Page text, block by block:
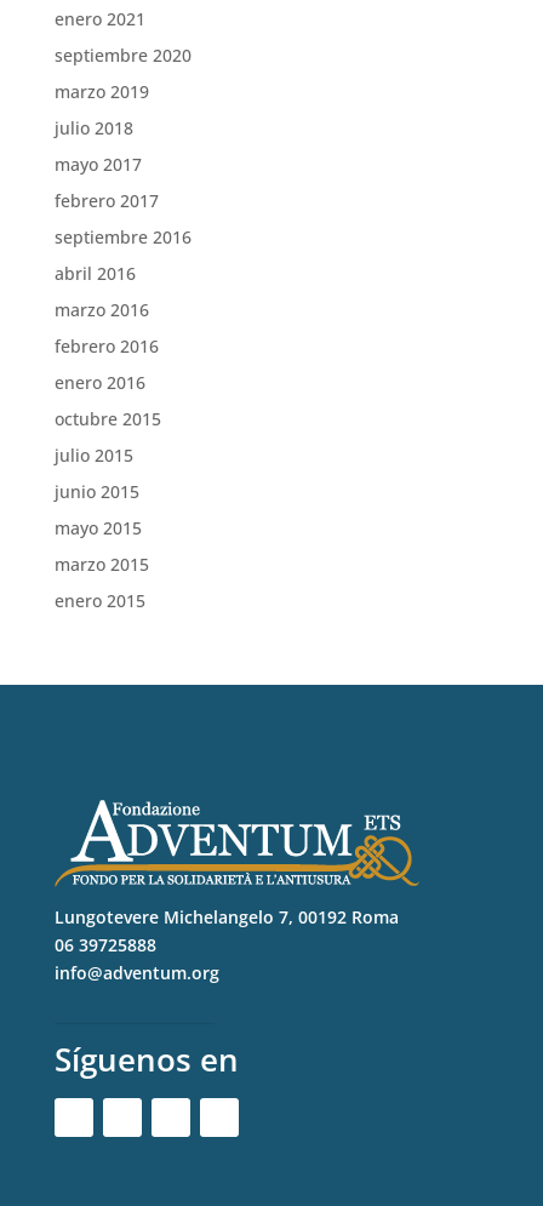
enero 2021
septiembre 2020
marzo 2019
julio 2018
mayo 2017
febrero 2017
septiembre 2016
abril 2016
marzo 2016
febrero 2016
enero 2016
octubre 2015
julio 2015
junio 2015
mayo 2015
marzo 2015
enero 2015
Lungotevere Michelangelo 7, 00192 Roma
06 39725888
info@adventum.org
Síguenos en